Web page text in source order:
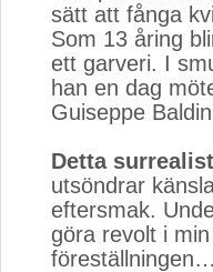
sätt att fånga
Som 13 åring
ett garveri. I
han en dag
Guiseppe
Detta
utsöndrar
eftersmak.
göra revolt i
föreställningen…